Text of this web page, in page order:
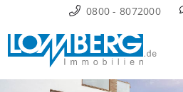
Inhalt
springen
0800 - 8072000